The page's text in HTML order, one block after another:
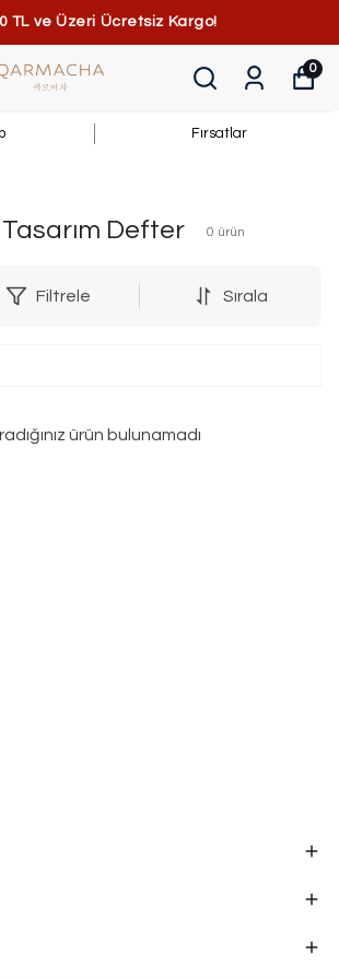
TL ve Üzeri Ücretsiz Kargo!
0
Fırsatlar
Defter 0 ürün
Filtrele Sırala
ürün bulunamadı